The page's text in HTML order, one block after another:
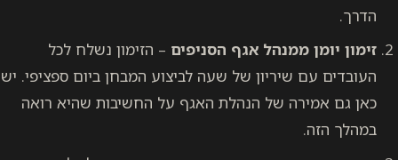
הדרך.
זימון יומן ממנהל אגף הסניפים – הזימון נשלח לכל
העובדים עם שיריון של שעה לביצוע המבחן ביום ספציפי. יש
כאן גם אמירה של הנהלת האגף על החשיבות שהיא רואה
במהלך הזה.